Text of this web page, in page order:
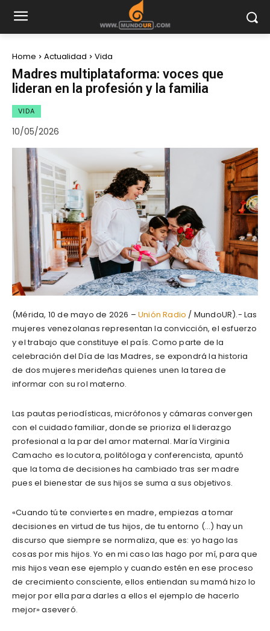
Home Actualidad Vida
Madres multiplataforma: voces que
lideran en la profesión y la familia
VIDA
10/05/2026
(Mérida, 10 de mayo de 2026 – Unión Radio / MundoUR).- Las
mujeres venezolanas representan la convicción, el esfuerzo
y el trabajo que constituye el país. Como parte de la
celebración del Día de las Madres, se expondrá la historia
de dos mujeres merideñas quienes unen la tarea de
informar con su rol materno.
Las pautas periodísticas, micrófonos y cámaras convergen
con el cuidado familiar, donde se prioriza el liderazgo
profesional a la par del amor maternal. María Virginia
Camacho es locutora, politóloga y conferencista, apuntó
que la toma de decisiones ha cambiado tras ser madre
pues el bienestar de sus hijos se suma a sus objetivos.
«Cuando tú te conviertes en madre, empiezas a tomar
decisiones en virtud de tus hijos, de tu entorno (…) hay un
discurso que siempre se normaliza, que es: yo hago las
cosas por mis hijos. Yo en mi caso las hago por mí, para que
mis hijos vean ese ejemplo y cuando estén en ese proceso
de crecimiento consciente, ellos entiendan su mamá hizo lo
mejor por ella para darles a ellos el ejemplo de hacerlo
mejor» aseveró.